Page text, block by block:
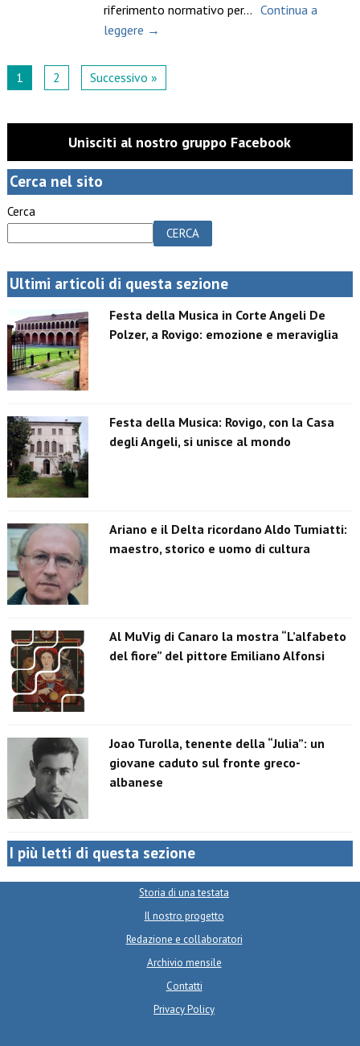
riferimento normativo per… Continua a
leggere →
1 2 Successivo »
Unisciti al nostro gruppo Facebook
Cerca nel sito
Cerca
CERCA
Ultimi articoli di questa sezione
Festa della Musica in Corte Angeli De
Polzer, a Rovigo: emozione e meraviglia
Festa della Musica: Rovigo, con la Casa
degli Angeli, si unisce al mondo
Ariano e il Delta ricordano Aldo Tumiatti:
maestro, storico e uomo di cultura
Al MuVig di Canaro la mostra “L’alfabeto
del fiore” del pittore Emiliano Alfonsi
Joao Turolla, tenente della “Julia”: un
giovane caduto sul fronte greco-
albanese
I più letti di questa sezione
Storia di una testata
Il nostro progetto
Redazione e collaboratori
Archivio mensile
Contatti
Privacy Policy